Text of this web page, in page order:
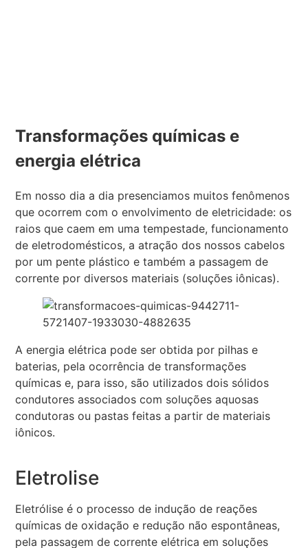
Transformações químicas e
energia elétrica
Em nosso dia a dia presenciamos muitos fenômenos
que ocorrem com o envolvimento de eletricidade: os
raios que caem em uma tempestade, funcionamento
de eletrodomésticos, a atração dos nossos cabelos
por um pente plástico e também a passagem de
corrente por diversos materiais (soluções iônicas).
A energia elétrica pode ser obtida por pilhas e
baterias, pela ocorrência de transformações
químicas e, para isso, são utilizados dois sólidos
condutores associados com soluções aquosas
condutoras ou pastas feitas a partir de materiais
iônicos.
Eletrolise
Eletrólise é o processo de indução de reações
químicas de oxidação e redução não espontâneas,
pela passagem de corrente elétrica em soluções